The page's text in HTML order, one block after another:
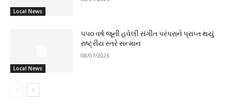
Local News
Local News
૫૫૦ વર્ષ જૂની હવેલી સંગીત પરંપરાને પ્રાપ્ત થયું
રાષ્ટ્રીય સ્તરે સન્માન
08/07/2026